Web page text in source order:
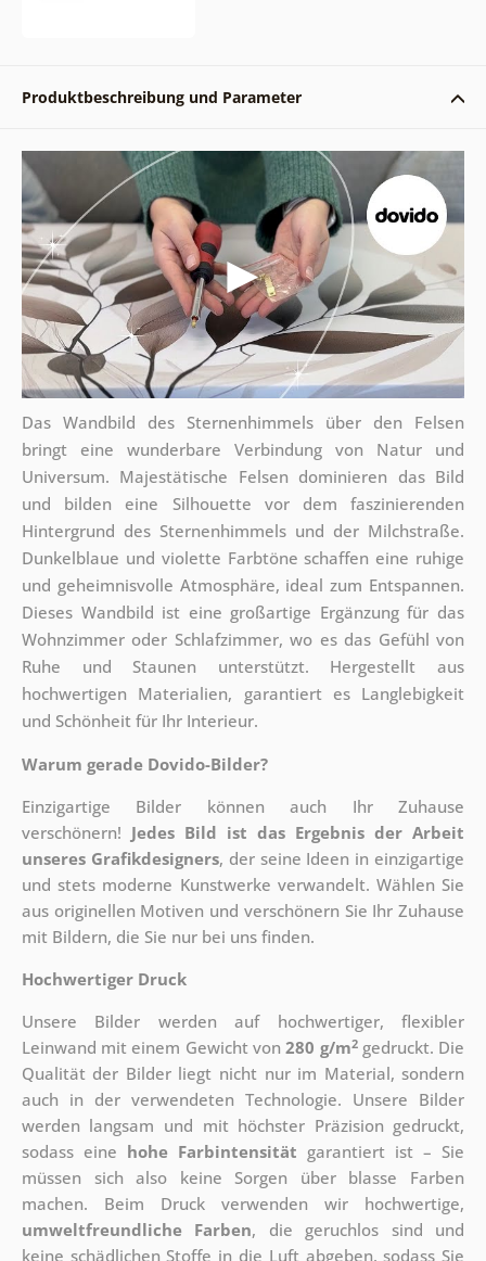
Produktbeschreibung und Parameter
Das Wandbild des Sternenhimmels über den Felsen
bringt eine wunderbare Verbindung von Natur und
Universum. Majestätische Felsen dominieren das Bild
und bilden eine Silhouette vor dem faszinierenden
Hintergrund des Sternenhimmels und der Milchstraße.
Dunkelblaue und violette Farbtöne schaffen eine ruhige
und geheimnisvolle Atmosphäre, ideal zum Entspannen.
Dieses Wandbild ist eine großartige Ergänzung für das
Wohnzimmer oder Schlafzimmer, wo es das Gefühl von
Ruhe und Staunen unterstützt. Hergestellt aus
hochwertigen Materialien, garantiert es Langlebigkeit
und Schönheit für Ihr Interieur.
Warum gerade Dovido-Bilder?
Einzigartige Bilder können auch Ihr Zuhause
verschönern! Jedes Bild ist das Ergebnis der Arbeit
unseres Grafikdesigners, der seine Ideen in einzigartige
und stets moderne Kunstwerke verwandelt. Wählen Sie
aus originellen Motiven und verschönern Sie Ihr Zuhause
mit Bildern, die Sie nur bei uns finden.
Hochwertiger Druck
Unsere Bilder werden auf hochwertiger, flexibler
Leinwand mit einem Gewicht von280 g/m2gedruckt. Die
Qualität der Bilder liegt nicht nur im Material, sondern
auch in der verwendeten Technologie. Unsere Bilder
werden langsam und mit höchster Präzision gedruckt,
sodass eine hohe Farbintensität garantiert ist – Sie
müssen sich also keine Sorgen über blasse Farben
machen. Beim Druck verwenden wir hochwertige,
umweltfreundliche Farben, die geruchlos sind und
keine schädlichen Stoffe in die Luft abgeben, sodass Sie